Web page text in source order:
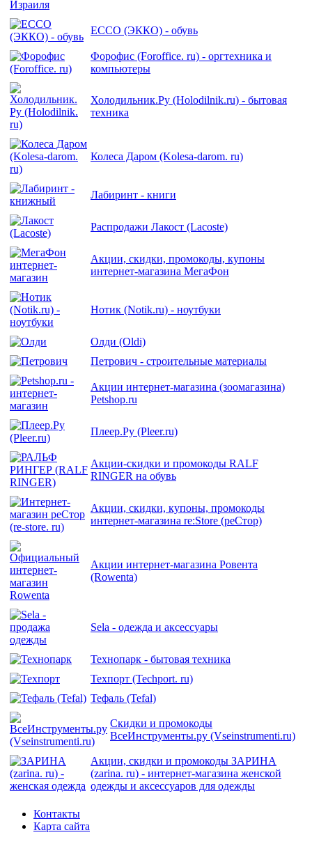
ECCO (ЭККО) - обувь
Форофис (Foroffice. ru) - оргтехника и
компьютеры
Холодильник.Ру (Holodilnik.ru) - бытовая
техника
Колеса Даром (Kolesa-darom. ru)
Лабиринт - книги
Распродажи Лакост (Lacoste)
Акции, скидки, промокоды, купоны
интернет-магазина МегаФон
Нотик (Notik.ru) - ноутбуки
Олди (Oldi)
Петрович - строительные материалы
Акции интернет-магазина (зоомагазина)
Petshop.ru
Плеер.Ру (Pleer.ru)
Акции-скидки и промокоды RALF
RINGER на обувь
Акции, скидки, купоны, промокоды
интернет-магазина re:Store (реСтор)
Акции интернет-магазина Ровента
(Rowenta)
Sela - одежда и аксессуары
Технопарк - бытовая техника
Техпорт (Techport. ru)
Тефаль (Tefal)
Скидки и промокоды
ВсеИнструменты.ру (Vseinstrumenti.ru)
Акции, скидки и промокоды ЗАРИНА
(zarina. ru) - интернет-магазина женской
одежды и аксессуаров для одежды
Контакты
Карта сайта